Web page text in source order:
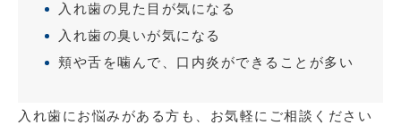
入れ歯の見た目が気になる
入れ歯の臭いが気になる
頬や舌を噛んで、口内炎ができることが多い
入れ歯にお悩みがある方も、お気軽にご相談ください